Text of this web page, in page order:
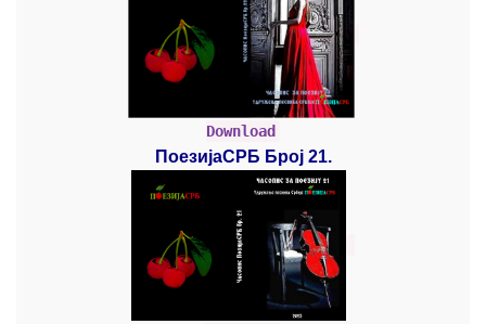
Download
ПоезијаСРБ Број 21.